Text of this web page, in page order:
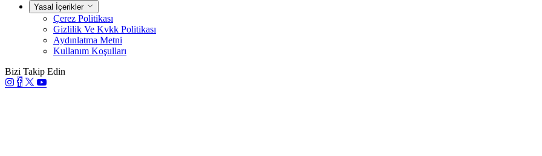
Yasal İçerikler
Çerez Politikası
Gizlilik Ve Kvkk Politikası
Aydınlatma Metni
Kullanım Koşulları
Bizi Takip Edin